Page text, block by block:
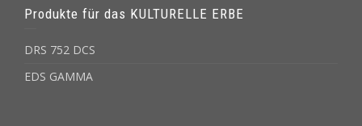
Produkte für das KULTURELLE ERBE
DRS 752 DCS
EDS GAMMA